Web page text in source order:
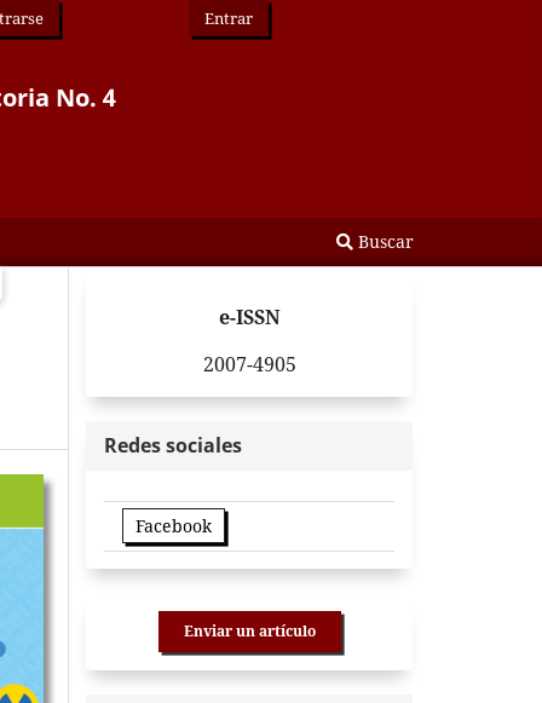
No. 4
Buscar
Entrar
e-ISSN
2007-4905
Redes sociales
Facebook
Enviar un artículo